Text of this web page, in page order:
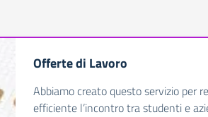
Offerte di Lavoro
Abbiamo creato questo servizio per
efficiente l’incontro tra studenti e